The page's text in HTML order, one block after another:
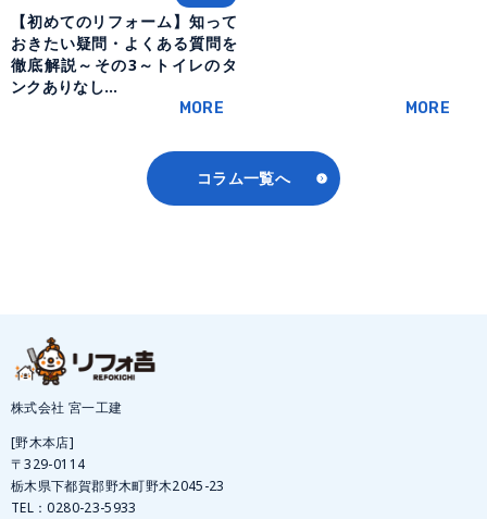
【初めてのリフォーム】知って
おきたい疑問・よくある質問を
徹底解説～その3～トイレのタ
ンクありなし…
MORE MORE
コラム一覧へ
株式会社 宮一工建
[野木本店]
〒329-0114
栃木県下都賀郡野木町野木2045-23
TEL：0280-23-5933